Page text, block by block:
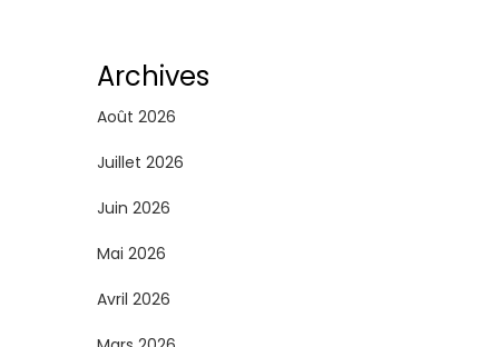
i
n
a
t
i
o
Archives
Août 2026
Juillet 2026
Juin 2026
Mai 2026
Avril 2026